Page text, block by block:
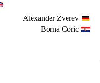
Alexander Zverev
Borna Coric